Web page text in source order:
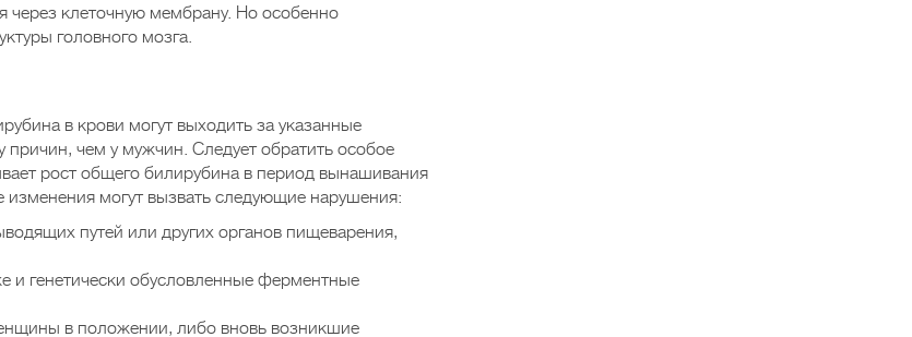
через клеточную мембрану. Но особенно
головного мозга.
в крови могут выходить за указанные
чем у мужчин. Следует обратить особое
рост общего билирубина в период вынашивания
могут вызвать следующие нарушения:
путей или других органов пищеварения,
и генетически обусловленные ферментные
в положении, либо вновь возникшие